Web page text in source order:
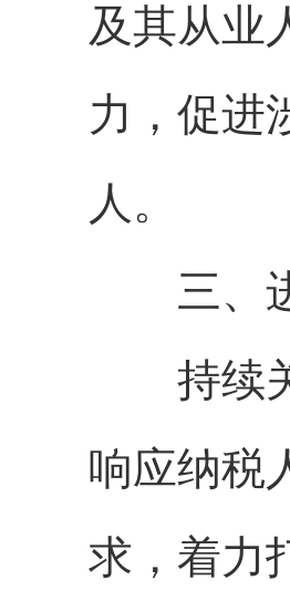
及其从业
力，促进
人。
三、进
持续关
响应纳税
求，着力